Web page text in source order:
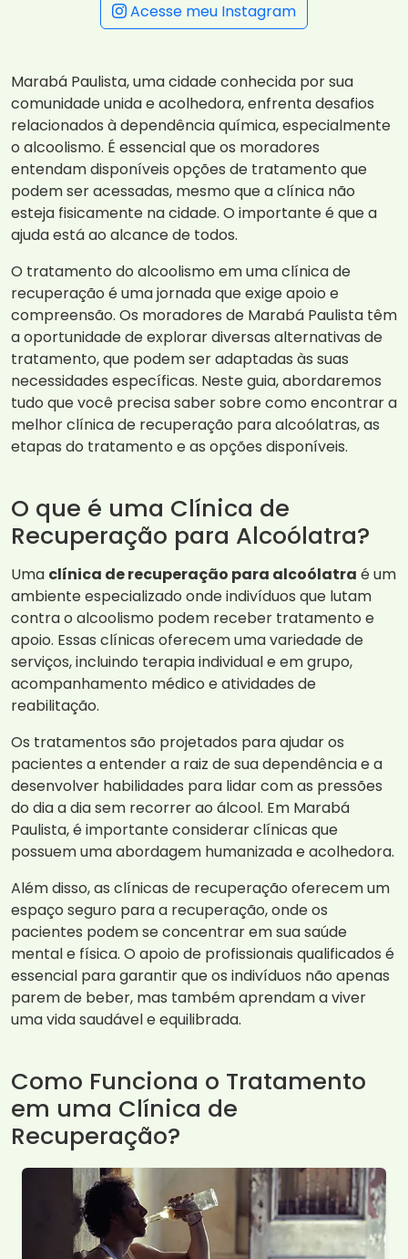
Acesse meu Instagram
Marabá Paulista, uma cidade conhecida por sua
comunidade unida e acolhedora, enfrenta desafios
relacionados à dependência química, especialmente
o alcoolismo. É essencial que os moradores
entendam disponíveis opções de tratamento que
podem ser acessadas, mesmo que a clínica não
esteja fisicamente na cidade. O importante é que a
ajuda está ao alcance de todos.
O tratamento do alcoolismo em uma clínica de
recuperação é uma jornada que exige apoio e
compreensão. Os moradores de Marabá Paulista têm
a oportunidade de explorar diversas alternativas de
tratamento, que podem ser adaptadas às suas
necessidades específicas. Neste guia, abordaremos
tudo que você precisa saber sobre como encontrar a
melhor clínica de recuperação para alcoólatras, as
etapas do tratamento e as opções disponíveis.
O que é uma Clínica de
Recuperação para Alcoólatra?
Uma clínica de recuperação para alcoólatra é um
ambiente especializado onde indivíduos que lutam
contra o alcoolismo podem receber tratamento e
apoio. Essas clínicas oferecem uma variedade de
serviços, incluindo terapia individual e em grupo,
acompanhamento médico e atividades de
reabilitação.
Os tratamentos são projetados para ajudar os
pacientes a entender a raiz de sua dependência e a
desenvolver habilidades para lidar com as pressões
do dia a dia sem recorrer ao álcool. Em Marabá
Paulista, é importante considerar clínicas que
possuem uma abordagem humanizada e acolhedora.
Além disso, as clínicas de recuperação oferecem um
espaço seguro para a recuperação, onde os
pacientes podem se concentrar em sua saúde
mental e física. O apoio de profissionais qualificados é
essencial para garantir que os indivíduos não apenas
parem de beber, mas também aprendam a viver
uma vida saudável e equilibrada.
Como Funciona o Tratamento
em uma Clínica de
Recuperação?